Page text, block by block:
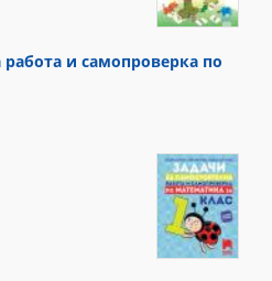
и самопроверка по